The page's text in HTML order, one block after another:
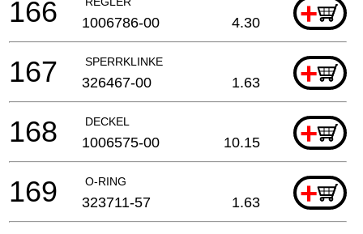
+
166 1006786-00 4.30
SPERRKLINKE +
167 326467-00 1.63
DECKEL +
168 1006575-00 10.15
O-RING +
169 323711-57 1.63